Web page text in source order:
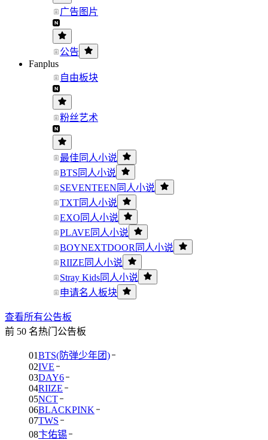
广告图片
公告
Fanplus
自由板块
粉丝艺术
最佳同人小说
BTS同人小说
SEVENTEEN同人小说
TXT同人小说
EXO同人小说
PLAVE同人小说
BOYNEXTDOOR同人小说
RIIZE同人小说
Stray Kids同人小说
申请名人板块
查看所有公告板
前 50 名热门公告板
01BTS(防弹少年团)
02IVE
03DAY6
04RIIZE
05NCT
06BLACKPINK
07TWS
08卞佑锡